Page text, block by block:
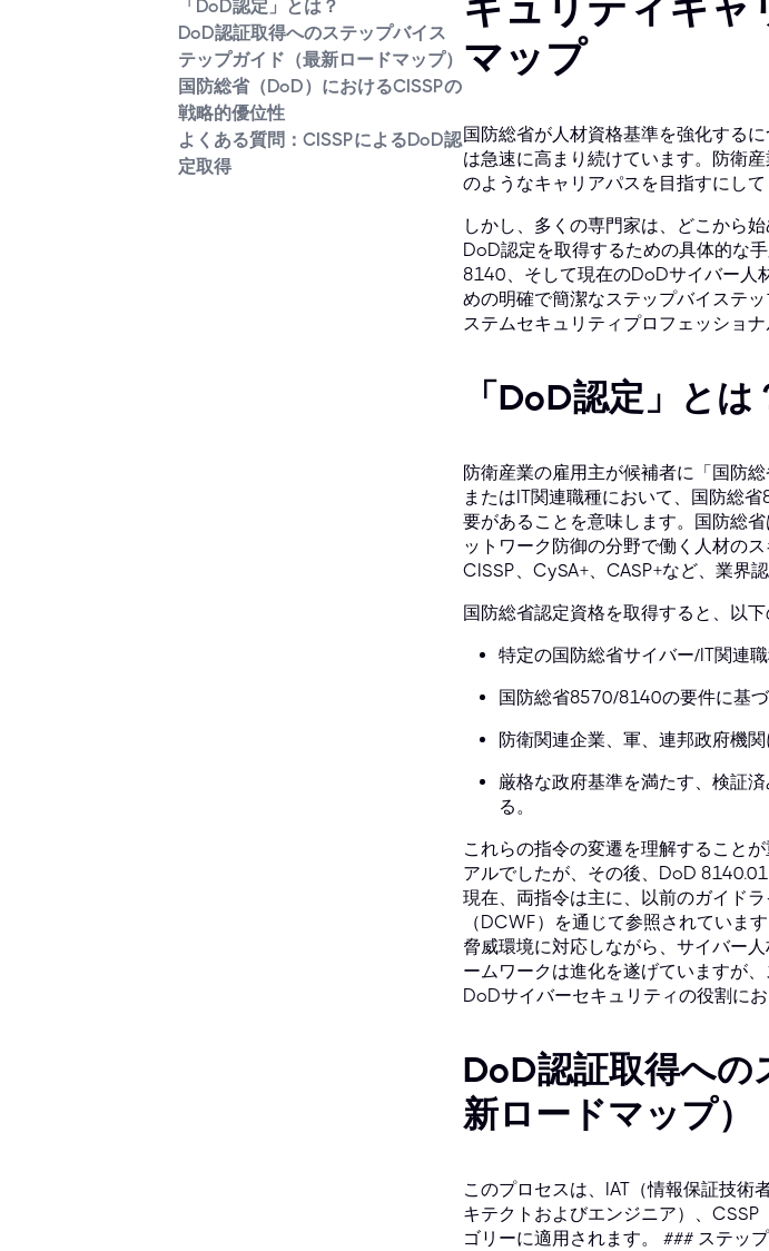
「DoD認定」とは？
DoD認証取得へのステップバイス
テップガイド（最新ロードマップ）
国防総省（DoD）におけるCISSPの
戦略的優位性
よくある質問：CISSPによるDoD認
定取得
マップ
国防総省が人材資格基準を強化する
は急速に高まり続けています。防衛
のようなキャリアパスを目指すにし
しかし、多くの専門家は、どこから
DoD認定を取得するための具体的な
8140、そして現在のDoDサイバー人
めの明確で簡潔なステップバイステ
ステムセキュリティプロフェッショ
「DoD認定」とは
防衛産業の雇用主が候補者に「国防
またはIT関連職種において、国防総
要があることを意味します。国防総
ットワーク防御の分野で働く人材の
CISSP、CySA+、CASP+など、業界
国防総省認定資格を取得すると、以
特定の国防総省サイバー/IT関連
国防総省8570/8140の要件に基
防衛関連企業、軍、連邦政府機関
厳格な政府基準を満たす、検証
る。
これらの指令の変遷を理解すること
アルでしたが、その後、DoD
現在、両指令は主に、以前のガイド
（DCWF）を通じて参照されていま
脅威環境に対応しながら、サイバー
ームワークは進化を遂げていますが
DoDサイバーセキュリティの役割に
DoD認証取得へ
新ロードマップ）
このプロセスは、IAT（情報保証技術
キテクトおよびエンジニア）、
ゴリーに適用されます。 ### ステッ